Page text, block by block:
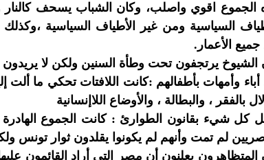
الجموع اقوي واصلب، وكان الشباب يسحف كالنار
السياسية ومن غير الأطياف السياسية ،وكذلك
الأعمار.
الشيوخ يرتجفون تحت وطأة السنين ولكن لا
أباء وأمهات بأطفالهم :كانت اللافتات تحكي ما
بالفقر ، والبطالة ، والأوضاع اللاإنسانية
كل شيء بقانون الطوارئ : كانت الجموع الهادرة
لم تمت وأنهم لم يكونوا يقلدون ثوار تونس
المتظاهرون يعلنون أن مصر التي أراد القائمون